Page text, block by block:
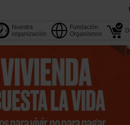
Nuestra
organización
Fundación
Organismos